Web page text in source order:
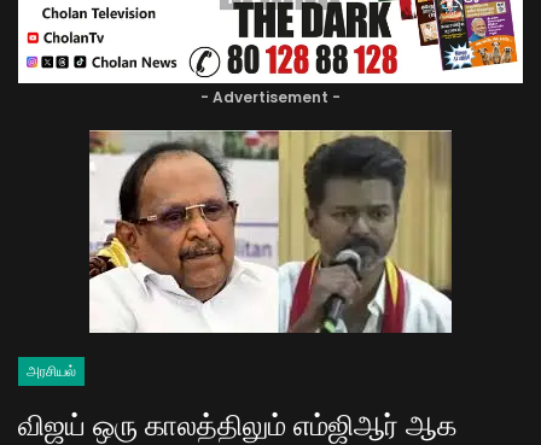
- Advertisement -
அரசியல்
விஜய் ஒரு காலத்திலும் எம்ஜிஆர் ஆக